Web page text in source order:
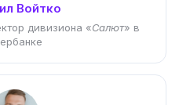
Войтко
дивизиона «Салют» в